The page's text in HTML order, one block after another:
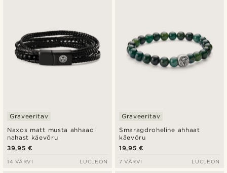
Naxos matt musta ahhaadi
nahast käevõru
Graveeritav
39,95 €
14 VÄRVI LUCLEON
Smaragdroheline ahhaat
käevõru
Graveeritav
19,95 €
7 VÄRVI LUCLEON